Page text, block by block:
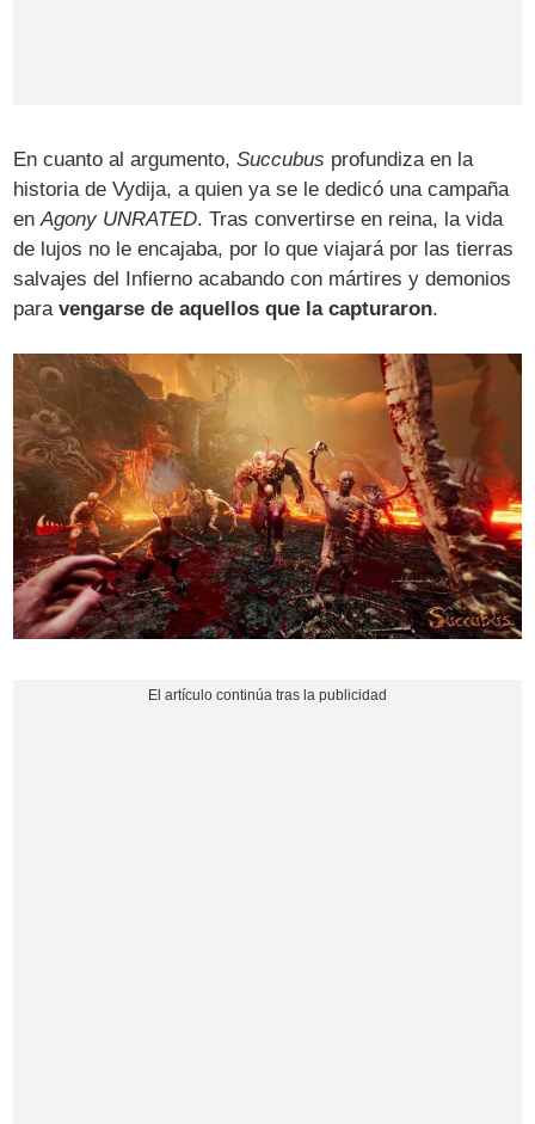
En cuanto al argumento,Succubus profundiza en la
historia de Vydija, a quien ya se le dedicó una campaña
enAgony UNRATED. Tras convertirse en reina, la vida
de lujos no le encajaba, por lo que viajará por las tierras
salvajes del Infierno acabando con mártires y demonios
paravengarse de aquellos que la capturaron.